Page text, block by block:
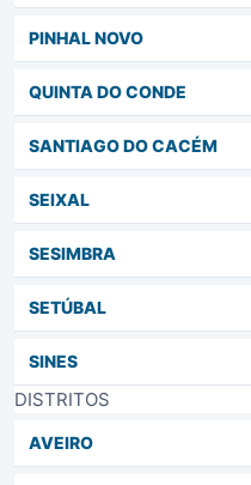
PINHAL NOVO
QUINTA DO CONDE
SANTIAGO DO CACÉM
SEIXAL
SESIMBRA
SETÚBAL
SINES
DISTRITOS
AVEIRO